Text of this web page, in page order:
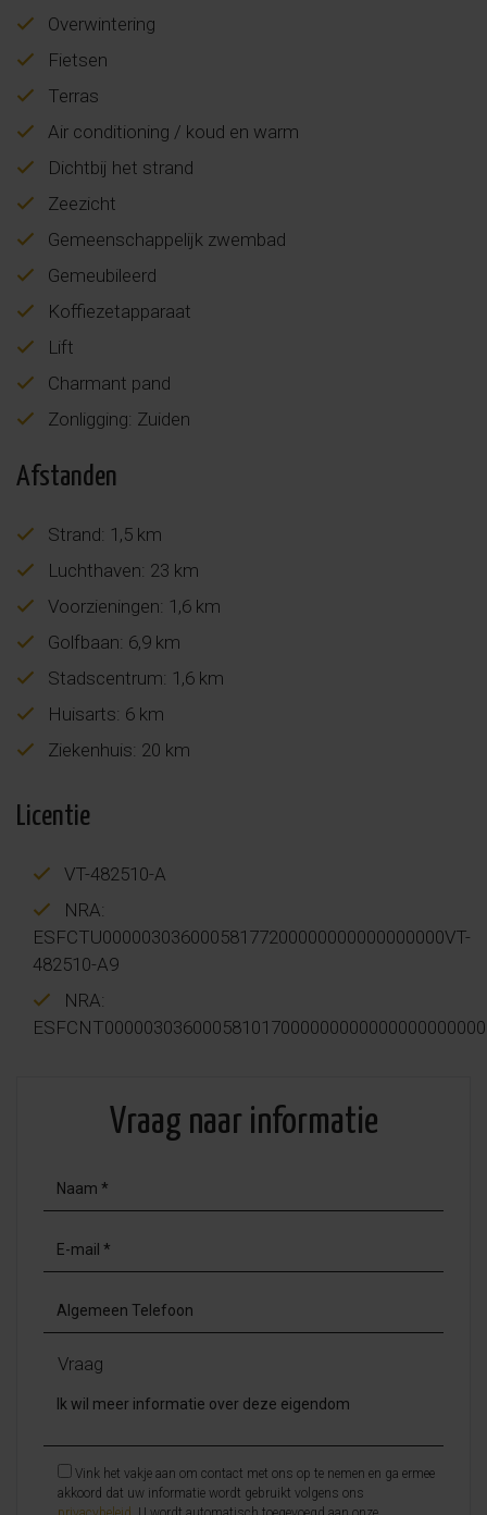
Overwintering
Fietsen
Terras
Air conditioning / koud en warm
Dichtbij het strand
Zeezicht
Gemeenschappelijk zwembad
Gemeubileerd
Koffiezetapparaat
Lift
Charmant pand
Zonligging: Zuiden
Afstanden
Strand: 1,5 km
Luchthaven: 23 km
Voorzieningen: 1,6 km
Golfbaan: 6,9 km
Stadscentrum: 1,6 km
Huisarts: 6 km
Ziekenhuis: 20 km
Licentie
VT-482510-A
NRA:
ESFCTU00000303600058177200000000000000000VT-
482510-A9
NRA:
Vraag naar informatie
Vraag
Vink het vakje aan om contact met ons op te nemen en ga ermee
akkoord dat uw informatie wordt gebruikt volgens ons